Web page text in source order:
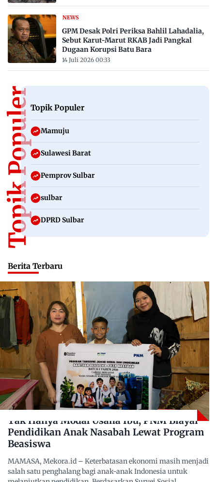
NEWS
GPM Desak Polri Periksa Bahlil Lahadalia,
Sebut Karut-Marut RKAB Jadi Pangkal
Dugaan Korupsi Batu Bara
14 Juli 2026 00:33
Topik PopulerTopik Populer
Mamuju
Sulawesi Barat
Pemprov Sulbar
sulbar
DPRD Sulbar
Berita Terbaru
Tak Hanya Modal Usaha Ibu, PNM Biayai
Pendidikan Anak Nasabah Lewat Program
Beasiswa
MAMASA, Mekora.id – Keterbatasan ekonomi masih menjadi
salah satu penghalang bagi anak-anak Indonesia untuk